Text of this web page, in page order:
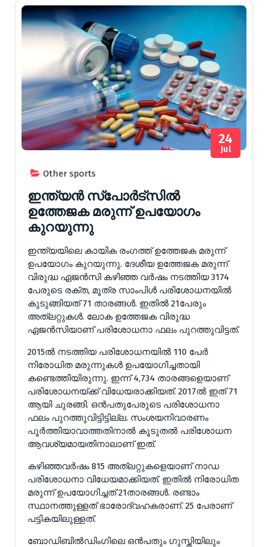
Other sports
24
Jul
ഇന്ത്യന്‍ സ്‌പോര്‍ട്‌സില്‍
ഉത്തേജക മരുന്ന് ഉപയോഗം
കുറയുന്നു
ഇന്ത്യയിലെ കായിക രംഗത്ത് ഉത്തേജക മരുന്ന്
ഉപയോഗം കുറയുന്നു. ദേശീയ ഉത്തേജക മരുന്ന്
വിരുദ്ധ ഏജന്‍സി കഴിഞ്ഞ വര്‍ഷം നടത്തിയ 3174
പേരുടെ രക്ത, മൂത്ര സാംപിള്‍ പരിശോധനയില്‍
കുടുങ്ങിയത് 71 താരങ്ങള്‍. ഇതില്‍ 21പേരും
അത്‌ലറ്റുകള്‍. ലോക ഉത്തേജക വിരുദ്ധ
ഏജന്‍സിയാണ് പരിശോധനാ ഫലം പുറത്തുവിട്ടത്.
2015ല്‍ നടത്തിയ പരിശോധനയില്‍ 110 പേര്‍
നിരോധിത മരുന്നുകള്‍ ഉപയോഗിച്ചതായി
കണ്ടെത്തിയിരുന്നു. ഇന്ന് 4,734 താരങ്ങളെയാണ്
പരിശോധനയ്ക്ക് വിധേയരാക്കിയത്. 2017ല്‍ ഇത് 71
ആയി ചുരങ്ങി. ഒന്‍പതുപേരുടെ പരിശോധനാ
ഫലം പുറത്തുവിട്ടിട്ടില്ല. സംശയനിവാരണം
പൂര്‍ത്തിയാവാത്തതിനാല്‍ കൂടുതല്‍ പരിശോധന
ആവശ്യമായതിനാലാണ് ഇത്.
കഴിഞ്ഞവര്‍ഷം 815 അത്‌ലറ്റുകളെയാണ് നാഡ
പരിശോധനാ വിധേയമാക്കിയത്. ഇതില്‍ നിരോധിത
മരുന്ന് ഉപയോഗിച്ചത് 21താരങ്ങള്‍. രണ്ടാം
സ്ഥാനത്തുള്ളത് ഭാരോദ്വഹകരാണ്. 25 പേരാണ്
പട്ടികയിലുള്ളത്.
ബോഡിബില്‍ഡിംഗിലെ ഒന്‍പതും ഗുസ്തിയിലും